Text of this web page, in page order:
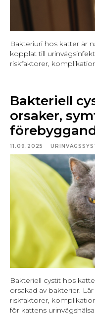
Bakteriuri hos katter är
kopplat till
riskfaktorer,
Bakteriell
orsaker,
11.09.2025
Bakteriell cystit hos
orsakad av bakterier.
riskfaktorer,
för kattens urinvägshälsa.